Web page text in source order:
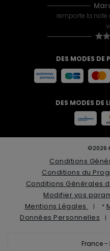
remporte la note
DES MODES DE
DES MODES DE
©2026
Conditions
Conditions du
Conditions Générales
Modifier vos
Mentions Légales
*
Données Personnelles
France -